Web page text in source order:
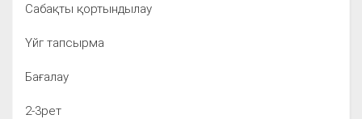
Сабақты қортындылау
Үйг тапсырма
Бағалау
2-3рет